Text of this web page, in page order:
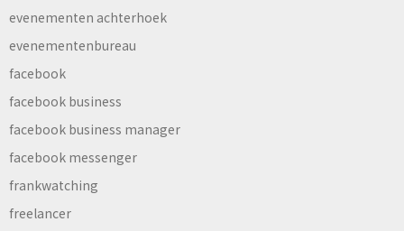
evenementen achterhoek
evenementenbureau
facebook
facebook business
facebook business manager
facebook messenger
frankwatching
freelancer